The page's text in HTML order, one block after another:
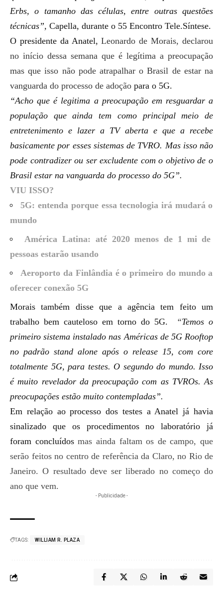
Erbs, o tamanho das células, entre outras questões
técnicas”, Capella, durante o 55 Encontro Tele.Síntese.
O presidente da Anatel,Leonardo de Morais, declarou
no início dessa semana que é legítima a preocupação
mas que isso não pode atrapalhar o Brasil de estar na
vanguarda do processo de adoção para o 5G.
“Acho que é legitima a preocupação em resguardar a
população que ainda tem como principal meio de
entretenimento e lazer a TV aberta e que a recebe
basicamente por esses sistemas de TVRO. Mas isso não
pode contradizer ou ser excludente com o objetivo de o
Brasil estar na vanguarda do processo do 5G”.
VIU ISSO?
5G: entenda porque essa tecnologia irá mudará o
mundo
América Latina: até 2020 menos de 1 mi de
pessoas estarão usando
Aeroporto da Finlândia é o primeiro do mundo a
oferecer conexão 5G
Morais também disse que a agência tem feito um
trabalho bem cauteloso em torno do 5G.
“Temos o
primeiro sistema instalado nas Américas de 5G Rooftop
no padrão stand alone após o release 15, com core
totalmente 5G, para testes. O segundo do mundo. Isso
é muito revelador da preocupação com as TVROs. As
preocupações estão muito contempladas”.
Em relação ao processo dos testes a Anatel já havia
sinalizado que os procedimentos no laboratório já
foram concluídosmas ainda faltam os de campo, que
serão feitos no centro de referência da Claro, no Rio de
Janeiro. O resultado deve ser liberado no começo do
ano que vem.
- Publicidade -
TAGS: WILLIAM R. PLAZA